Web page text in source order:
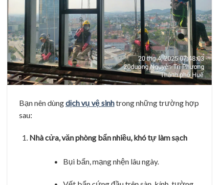
Bạn nên dùngdịch vụ vệ sinhtrong những trường hợp
sau:
Nhà cửa, văn phòng bẩn nhiều, khó tự làm sạch
Bụi bẩn, mạng nhện lâu ngày.